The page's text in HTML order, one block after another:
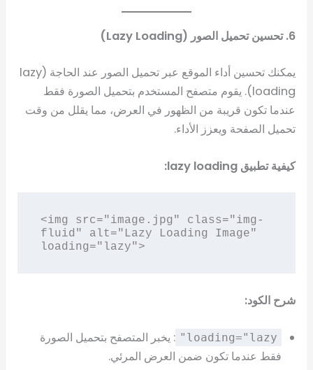
6. تحسين تحميل الصور (Lazy Loading)
يمكنك تحسين أداء الموقع عبر تحميل الصور عند الحاجة (lazy
loading). يقوم متصفح المستخدم بتحميل الصورة فقط
عندما تكون قريبة من الظهور في العرض، مما يقلل من وقت
تحميل الصفحة ويعزز الأداء.
كيفية تطبيق lazy loading:
<img src="image.jpg" class="img-
fluid" alt="Lazy Loading Image"
شرح الكود:
loading="lazy"
: يخبر المتصفح بتحميل الصورة
فقط عندما تكون ضمن العرض المرئي.